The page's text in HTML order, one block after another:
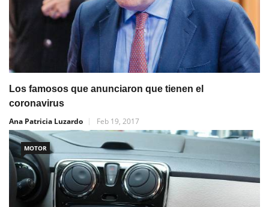
Los famosos que anunciaron que tienen el
coronavirus
Ana Patricia Luzardo
Feb 19, 2017
MOTOR